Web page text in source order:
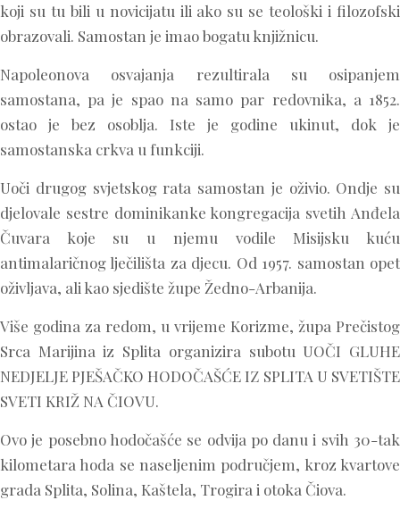
koji su tu bili u novicijatu ili ako su se teološki i filozofski
obrazovali. Samostan je imao bogatu knjižnicu.
Napoleonova osvajanja rezultirala su osipanjem
samostana, pa je spao na samo par redovnika, a 1852.
ostao je bez osoblja. Iste je godine ukinut, dok je
samostanska crkva u funkciji.
Uoči drugog svjetskog rata samostan je oživio. Ondje su
djelovale sestre dominikanke kongregacija svetih Anđela
Čuvara koje su u njemu vodile Misijsku kuću
antimalaričnog lječilišta za djecu. Od 1957. samostan opet
oživljava, ali kao sjedište župe Žedno-Arbanija.
Više godina za redom, u vrijeme Korizme, župa Prečistog
Srca Marijina iz Splita organizira subotu UOČI GLUHE
NEDJELJE PJEŠAČKO HODOČAŠĆE IZ SPLITA U SVETIŠTE
SVETI KRIŽ NA ČIOVU.
Ovo je posebno hodočašće se odvija po danu i svih 30-tak
kilometara hoda se naseljenim područjem, kroz kvartove
grada Splita, Solina, Kaštela, Trogira i otoka Čiova.